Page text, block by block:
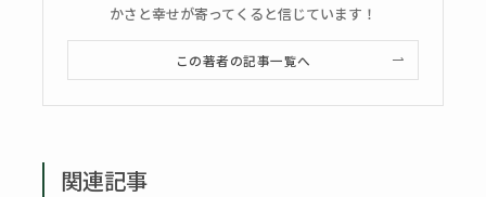
かさと幸せが寄ってくると信じています！
この著者の記事一覧へ
関連記事